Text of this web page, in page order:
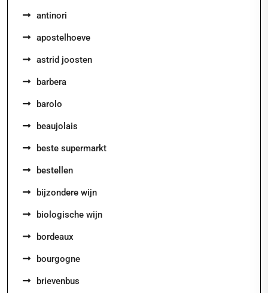
antinori
apostelhoeve
astrid joosten
barbera
barolo
beaujolais
beste supermarkt
bestellen
bijzondere wijn
biologische wijn
bordeaux
bourgogne
brievenbus